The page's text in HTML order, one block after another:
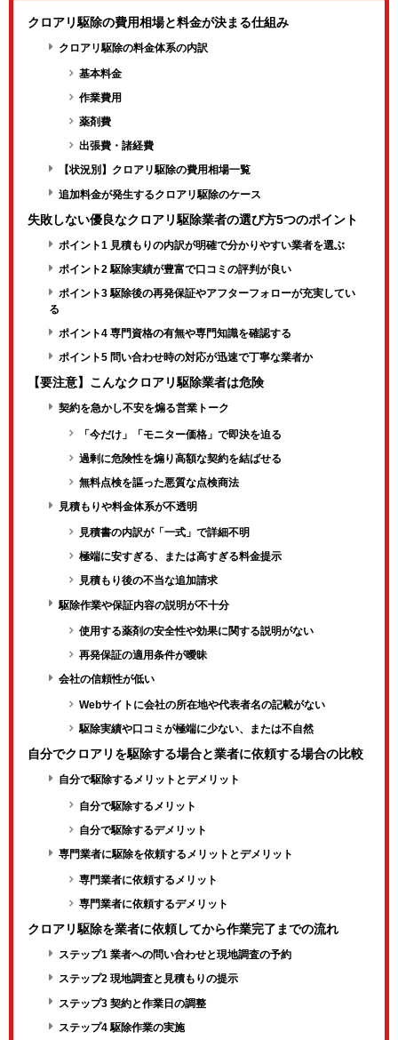
クロアリ駆除の費用相場と料金が決まる仕組み
クロアリ駆除の料金体系の内訳
基本料金
作業費用
薬剤費
出張費・諸経費
【状況別】クロアリ駆除の費用相場一覧
追加料金が発生するクロアリ駆除のケース
失敗しない優良なクロアリ駆除業者の選び方5つのポイント
ポイント1 見積もりの内訳が明確で分かりやすい業者を選ぶ
ポイント2 駆除実績が豊富で口コミの評判が良い
ポイント3 駆除後の再発保証やアフターフォローが充実してい
る
ポイント4 専門資格の有無や専門知識を確認する
ポイント5 問い合わせ時の対応が迅速で丁寧な業者か
【要注意】こんなクロアリ駆除業者は危険
契約を急かし不安を煽る営業トーク
「今だけ」「モニター価格」で即決を迫る
過剰に危険性を煽り高額な契約を結ばせる
無料点検を謳った悪質な点検商法
見積もりや料金体系が不透明
見積書の内訳が「一式」で詳細不明
極端に安すぎる、または高すぎる料金提示
見積もり後の不当な追加請求
駆除作業や保証内容の説明が不十分
使用する薬剤の安全性や効果に関する説明がない
再発保証の適用条件が曖昧
会社の信頼性が低い
Webサイトに会社の所在地や代表者名の記載がない
駆除実績や口コミが極端に少ない、または不自然
自分でクロアリを駆除する場合と業者に依頼する場合の比較
自分で駆除するメリットとデメリット
自分で駆除するメリット
自分で駆除するデメリット
専門業者に駆除を依頼するメリットとデメリット
専門業者に依頼するメリット
専門業者に依頼するデメリット
クロアリ駆除を業者に依頼してから作業完了までの流れ
ステップ1 業者への問い合わせと現地調査の予約
ステップ2 現地調査と見積もりの提示
ステップ3 契約と作業日の調整
ステップ4 駆除作業の実施